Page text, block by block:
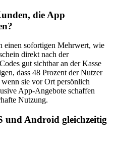
die App
einen sofortigen Mehrwert, wie
direkt nach der
gut sichtbar an der Kasse
dass 48 Prozent der Nutzer
wenn sie vor Ort persönlich
App-Angebote schaffen
Nutzung.
und Android gleichzeitig